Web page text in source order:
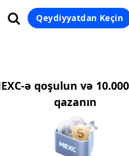
Qeydiyyatdan Keçin
ə qoşulun və
qazanın